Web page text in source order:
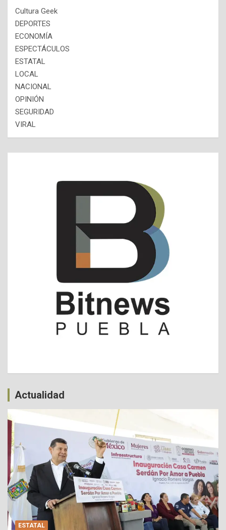
Cultura Geek
DEPORTES
ECONOMÍA
ESPECTÁCULOS
ESTATAL
LOCAL
NACIONAL
OPINIÓN
SEGURIDAD
VIRAL
Actualidad
ESTATAL